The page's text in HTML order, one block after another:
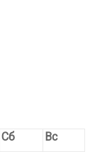
Сб
Вс